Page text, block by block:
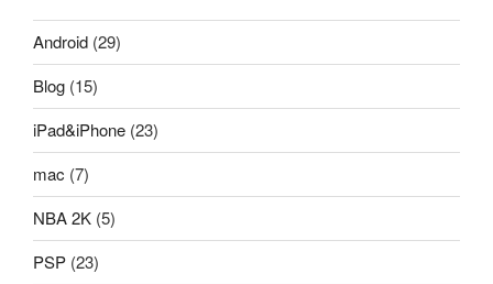
Android (29)
Blog (15)
iPad&iPhone (23)
mac (7)
NBA 2K (5)
PSP (23)